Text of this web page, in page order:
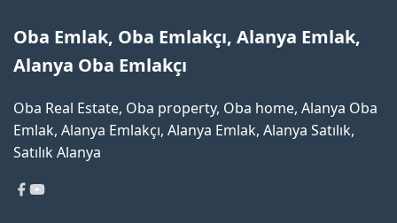
Oba Emlak, Oba Emlakçı, Alanya Emlak,
Alanya Oba Emlakçı
Oba Real Estate, Oba property, Oba home, Alanya Oba
Emlak, Alanya Emlakçı, Alanya Emlak, Alanya Satılık,
Satılık Alanya